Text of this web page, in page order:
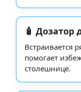
🧴 Дозатор
Встраивается
помогает
столешнице.